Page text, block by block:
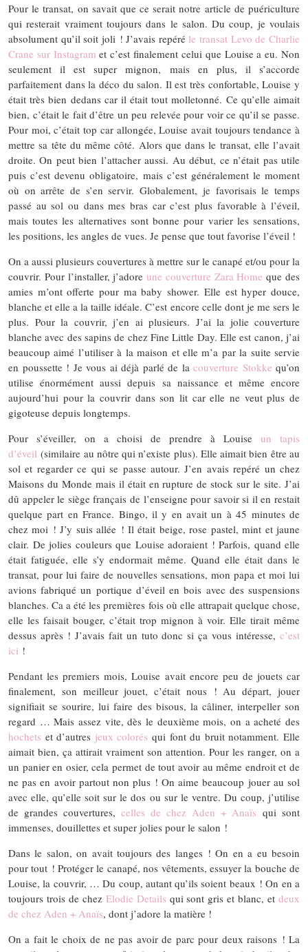
Pour le transat, on savait que ce serait notre article de puériculture
qui resterait vraiment toujours dans le salon. Du coup, je voulais
absolument qu’il soit joli ! J’avais repéré le transat Levo de Charlie
Crane sur Instagram et c’est finalement celui que Louise a eu. Non
seulement il est super mignon, mais en plus, il s’accorde
parfaitement dans la déco du salon. Il est très confortable, Louise y
était très bien dedans car il était tout molletonné. Ce qu’elle aimait
bien, c’était le fait d’être un peu relevée pour voir ce qu’il se passe.
Pour moi, c’était top car allongée, Louise avait toujours tendance à
mettre sa tête du même côté. Alors que dans le transat, elle l’avait
droite. On peut bien l’attacher aussi. Au début, ce n’était pas utile
puis c’est devenu obligatoire, mais c’est généralement le moment
où on arrête de s’en servir. Globalement, je favorisais le temps
passé au sol ou dans mes bras car c’est plus favorable à l’éveil,
mais toutes les alternatives sont bonne pour varier les sensations,
les positions, les angles de vues. Je pense que tout favorise l’éveil !
On a aussi plusieurs couvertures à mettre sur le canapé et/ou pour la
couvrir. Pour l’installer, j’adoreune couverture Zara Home que des
amies m’ont offerte pour ma baby shower. Elle est hyper douce,
blanche et elle a la taille idéale. C’est encore celle dont je me sers le
plus. Pour la couvrir, j’en ai plusieurs. J’ai la jolie couverture
blanche avec des sapins de chez Fine Little Day. Elle est canon, j’ai
beaucoup aimé l’utiliser à la maison et elle m’a par la suite servie
en poussette ! Je vous ai déjà parlé de la couverture Stokke qu’on
utilise énormément aussi depuis sa naissance et même encore
aujourd’hui pour la couvrir dans son lit car elle ne veut plus de
gigoteuse depuis longtemps.
Pour s’éveiller, on a choisi de prendre à Louise un tapis
d’éveil (similaire au nôtre qui n’existe plus). Elle aimait bien être au
sol et regarder ce qui se passe autour. J’en avais repéré un chez
Maisons du Monde mais il était en rupture de stock sur le site. J’ai
dû appeler le siège français de l’enseigne pour savoir si il en restait
quelque part en France. Bingo, il y en avait un à 45 minutes de
chez moi ! J’y suis allée ! Il était beige, rose pastel, mint et jaune
clair. De jolies couleurs que Louise adoraient ! Parfois, quand elle
était fatiguée, elle s’y endormait même. Quand elle était dans le
transat, pour lui faire de nouvelles sensations, mon papa et moi lui
avions fabriqué un portique d’éveil en bois avec des suspensions
blanches. Ca a été les premières fois où elle attrapait quelque chose,
elle les faisait bouger, c’était trop mignon à voir. Elle tirait même
dessus après ! J’avais fait un tuto donc si ça vous intéresse, c’est
ici !
Pendant les premiers mois, Louise avait encore peu de jouets car
finalement, son meilleur jouet, c’était nous ! Au départ, jouer
signifiait se sourire, lui faire des bisous, la câliner, interpeller son
regard … Mais assez vite, dès le deuxième mois, on a acheté des
hochets et d’autres jeux colorés qui font du bruit notamment. Elle
aimait bien, ça attirait vraiment son attention. Pour les ranger, on a
un panier en osier, cela permet de tout avoir au même endroit et de
ne pas en avoir partout non plus ! On aime beaucoup jouer au sol
avec elle, qu’elle soit sur le dos ou sur le ventre. Du coup, j’utilise
de grandes couvertures, celles de chez Aden + Anaïs qui sont
immenses, douillettes et super jolies pour le salon !
Dans le salon, on avait toujours des langes ! On en a eu besoin
pour tout ! Protéger le canapé, nos vêtements, essuyer la bouche de
Louise, la couvrir, … Du coup, autant qu’ils soient beaux ! On en a
toujours trois de chez Elodie Details qui sont gris et blanc, etdeux
de chez Aden + Anaïs, dont j’adore la matière !
On a fait le choix de ne pas avoir de parc pour deux raisons ! La